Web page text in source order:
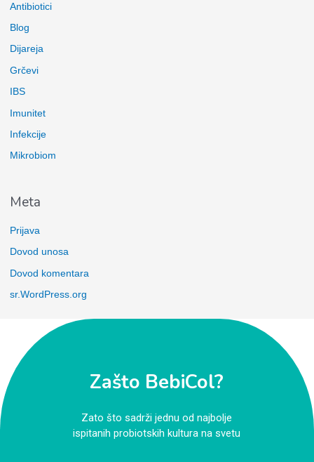
Antibiotici
Blog
Dijareja
Grčevi
IBS
Imunitet
Infekcije
Mikrobiom
Meta
Prijava
Dovod unosa
Dovod komentara
sr.WordPress.org
Zašto BebiCol?
Zato što sadrži jednu od najbolje
ispitanih probiotskih kultura na svetu